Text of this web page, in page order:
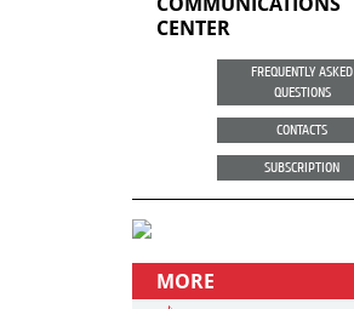
CENTER
FREQUENTLY ASKED
QUESTIONS
CONTACTS
SUBSCRIPTION
MORE